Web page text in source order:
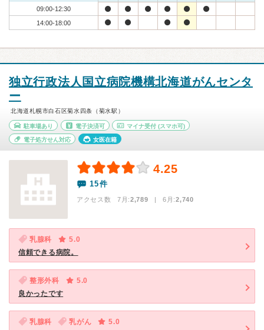
09:00-12:30
14:00-18:00
独立行政法人国立病院機構北海道がんセンタ
ー
北海道札幌市白石区菊水四条（菊水駅）
駐車場あり 電子決済可 マイナ受付 (スマホ可)
電子処方せん対応 女医在籍
4.25
15件
アクセス数 7月:2,789 | 6月:2,740
乳腺科
5.0
信頼できる病院。
整形外科
5.0
良かったです
乳腺科 乳がん
5.0